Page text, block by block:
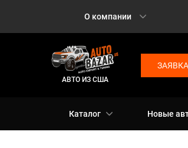
О компании
АВТО ИЗ США
Каталог Новые